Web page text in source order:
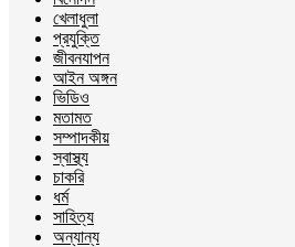
খেলাধুলা
প্রযুক্তি
জীবনযাপন
আইন অঙ্গন
ভিডিও
মতামত
সম্পাদকীয়
স্বাস্থ্য
চাকরি
ধর্ম
সাহিত্য
অন্যান্য